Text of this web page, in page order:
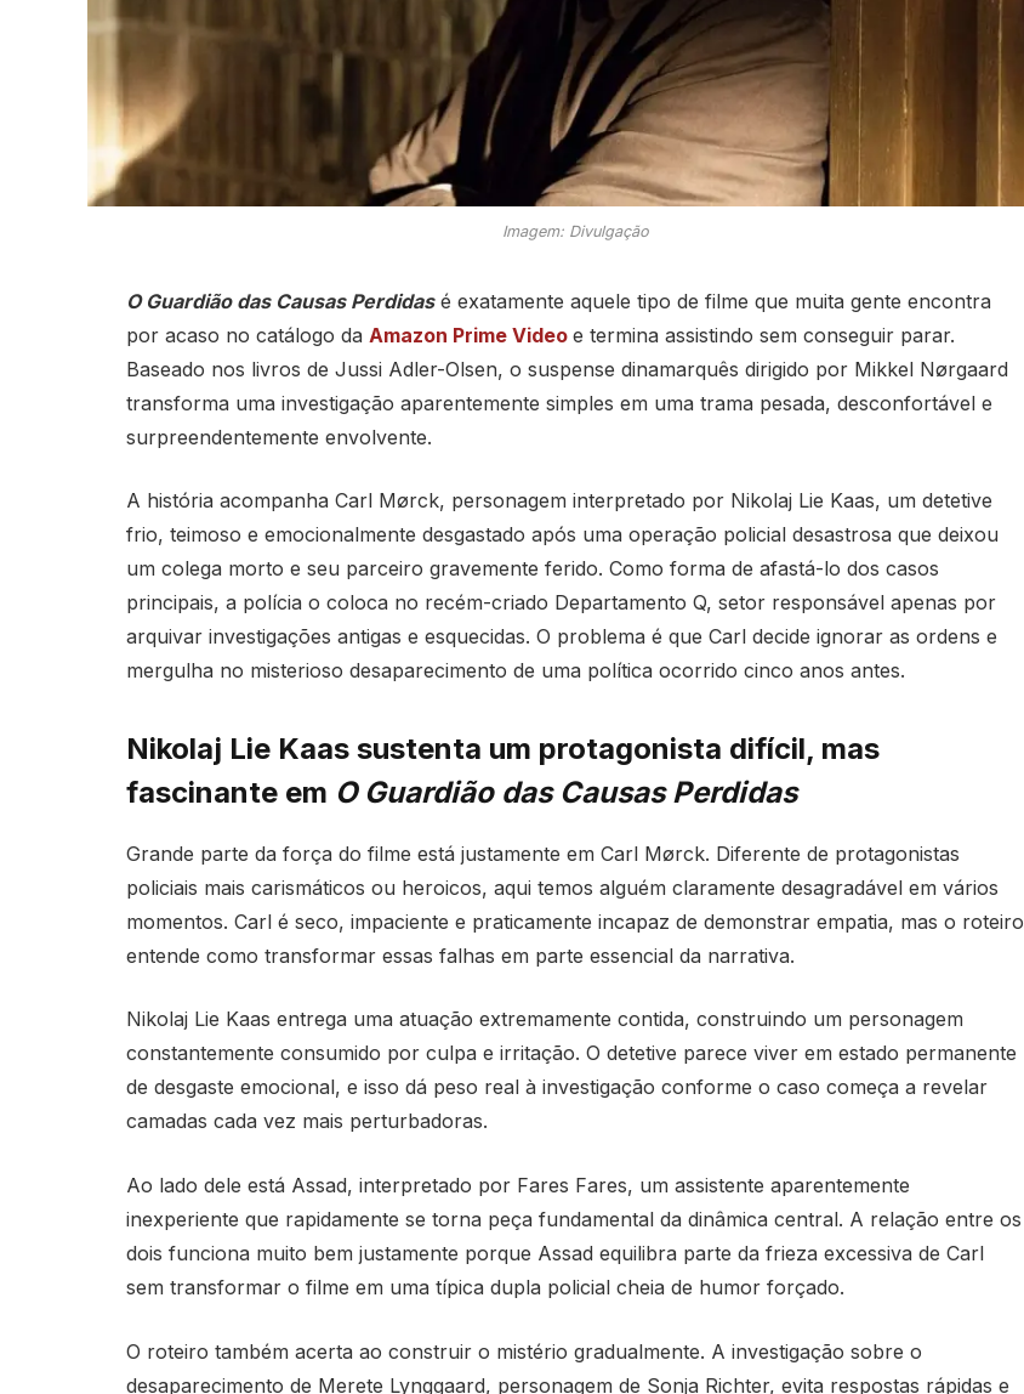
Imagem: Divulgação
O Guardião das Causas Perdidasé exatamente aquele tipo de filme que muita gente encontra
por acaso no catálogo da Amazon Prime Video e termina assistindo sem conseguir parar.
Baseado nos livros de Jussi Adler-Olsen, o suspense dinamarquês dirigido por Mikkel Nørgaard
transforma uma investigação aparentemente simples em uma trama pesada, desconfortável e
surpreendentemente envolvente.
A história acompanha Carl Mørck, personagem interpretado por Nikolaj Lie Kaas, um detetive
frio, teimoso e emocionalmente desgastado após uma operação policial desastrosa que deixou
um colega morto e seu parceiro gravemente ferido. Como forma de afastá-lo dos casos
principais, a polícia o coloca no recém-criado Departamento Q, setor responsável apenas por
arquivar investigações antigas e esquecidas. O problema é que Carl decide ignorar as ordens e
mergulha no misterioso desaparecimento de uma política ocorrido cinco anos antes.
Nikolaj Lie Kaas sustenta um protagonista difícil, mas
fascinante em O Guardião das Causas Perdidas
Grande parte da força do filme está justamente em Carl Mørck. Diferente de protagonistas
policiais mais carismáticos ou heroicos, aqui temos alguém claramente desagradável em vários
momentos. Carl é seco, impaciente e praticamente incapaz de demonstrar empatia, mas o roteiro
entende como transformar essas falhas em parte essencial da narrativa.
Nikolaj Lie Kaas entrega uma atuação extremamente contida, construindo um personagem
constantemente consumido por culpa e irritação. O detetive parece viver em estado permanente
de desgaste emocional, e isso dá peso real à investigação conforme o caso começa a revelar
camadas cada vez mais perturbadoras.
Ao lado dele está Assad, interpretado por Fares Fares, um assistente aparentemente
inexperiente que rapidamente se torna peça fundamental da dinâmica central. A relação entre os
dois funciona muito bem justamente porque Assad equilibra parte da frieza excessiva de Carl
sem transformar o filme em uma típica dupla policial cheia de humor forçado.
O roteiro também acerta ao construir o mistério gradualmente. A investigação sobre o
desaparecimento de Merete Lynggaard, personagem de Sonja Richter, evita respostas rápidas e